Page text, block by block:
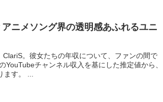
ニメソング界の透明感あふれるユニ
。彼女たちの年収について、ファンの間で
チャンネル収入を基にした推定値から、
ます。 ...